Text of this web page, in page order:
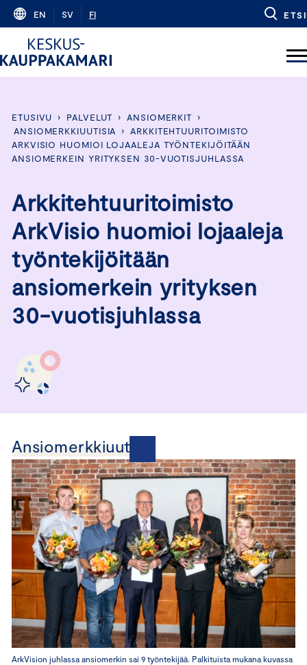
Skip
content
EN SV FI ETSI
ETUSIVU › PALVELUT › ANSIOMERKIT
›
ANSIOMERKKIUUTISIA
› ARKKITEHTUURITOIMISTO
ARKVISIO HUOMIOI LOJAALEJA TYÖNTEKIJÖITÄÄN
ANSIOMERKEIN YRITYKSEN 30-VUOTISJUHLASSA
Arkkitehtuuritoimisto
ArkVisio huomioi lojaaleja
työntekijöitään
ansiomerkein yrityksen
30-vuotisjuhlassa
Ansiomerkkiuutisia
ArkVision juhlassa ansiomerkin sai 9 työntekijää. Palkituista mukana kuvassa